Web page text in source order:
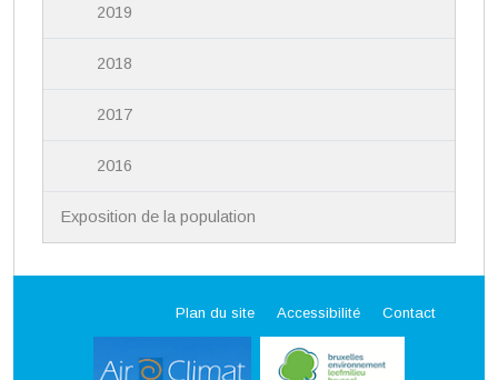
2019
2018
2017
2016
Exposition de la population
Plan du site Accessibilité Contact